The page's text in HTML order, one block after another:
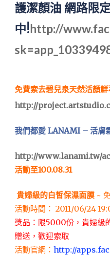
護潔顏油 網路限
中!http://
免費索去碧兒泉天然活顏
http://
我們都愛 LANAMI – 活膚
http://www.lanami.tw/
活動至100.08.31
貴婦級的白皙保濕面膜 ~
活動時間： 2011/06/24
獎品：限5000份，貴婦級
贈送，歡迎索取
活動官網： http://